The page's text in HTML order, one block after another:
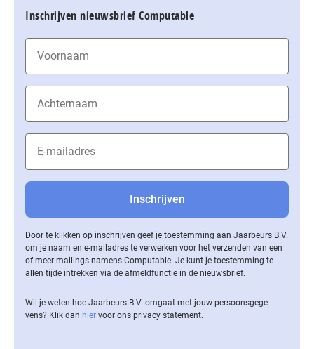
Inschrijven nieuwsbrief Computable
Door te klikken op inschrijven geef je toestemming aan Jaarbeurs B.V.
om je naam en e-mailadres te verwerken voor het verzenden van een
of meer mailings namens Computable. Je kunt je toestemming te
allen tijde intrekken via de af­meld­func­tie in de nieuwsbrief.
Wil je weten hoe Jaarbeurs B.V. omgaat met jouw per­soons­ge­ge­
vens? Klik dan hier voor ons privacy statement.